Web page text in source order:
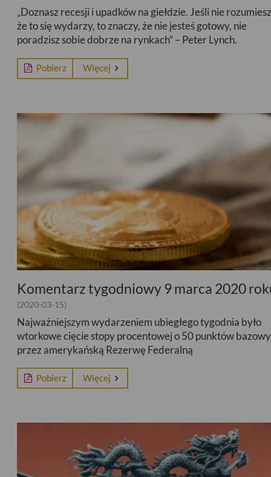
„Doznasz recesji i upadków na giełdzie. Jeśli nie
że to się wydarzy, to znaczy, że nie jesteś gotowy, nie
poradzisz sobie dobrze na rynkach” – Peter Lynch.
Pobierz Więcej
Komentarz tygodniowy 9 marca 2020
(2020-03-15)
Najważniejszym wydarzeniem ubiegłego tygodnia było
wtorkowe cięcie stopy procentowej o 50 punktów
przez amerykańską Rezerwę Federalną
Pobierz Więcej